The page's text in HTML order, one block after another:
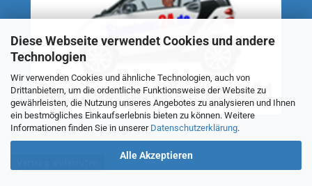
Diese Webseite verwendet Cookies und andere
Technologien
Wir verwenden Cookies und ähnliche Technologien, auch von
Drittanbietern, um die ordentliche Funktionsweise der Website zu
gewährleisten, die Nutzung unseres Angebotes zu analysieren und Ihnen
ein bestmögliches Einkaufserlebnis bieten zu können. Weitere
Informationen finden Sie in unserer Datenschutzerklärung.
Alle Akzeptieren